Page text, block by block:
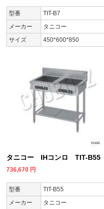
型番
TIT-B7
メーカー
タニコー
サイズ
450*600*850
タニコー IHコンロ TIT-B55
736,670 円
型番
TIT-B55
メーカー
タニコー